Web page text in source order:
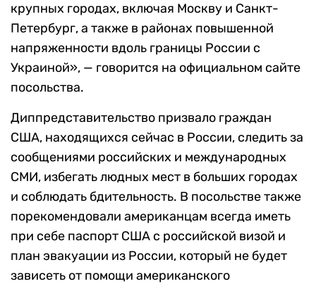
крупных городах, включая Москву и Санкт-
Петербург, а также в районах повышенной
напряженности вдоль границы России с
Украиной», — говорится на официальном сайте
посольства.
Диппредставительство призвало граждан
США, находящихся сейчас в России, следить за
сообщениями российских и международных
СМИ, избегать людных мест в больших городах
и соблюдать бдительность. В посольстве также
порекомендовали американцам всегда иметь
при себе паспорт США с российской визой и
план эвакуации из России, который не будет
зависеть от помощи американского